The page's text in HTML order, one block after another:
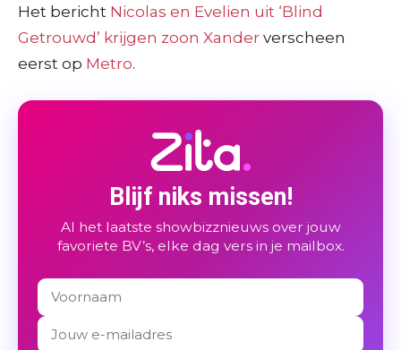
Het bericht Nicolas en Evelien uit ‘Blind
Getrouwd’ krijgen zoon Xander verscheen
eerst op Metro.
Blijf niks missen!
Al het laatste showbizznieuws over jouw
favoriete BV’s, elke dag vers in je mailbox.